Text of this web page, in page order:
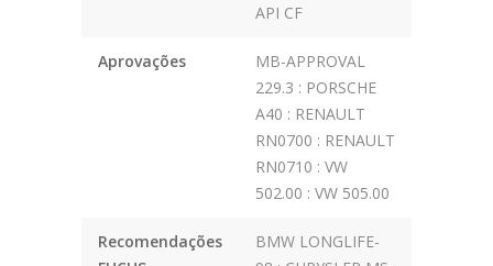
API CF
Aprovações
MB-APPROVAL
229.3 : PORSCHE
A40 : RENAULT
RN0700 : RENAULT
RN0710 : VW
502.00 : VW 505.00
Recomendações
BMW LONGLIFE-